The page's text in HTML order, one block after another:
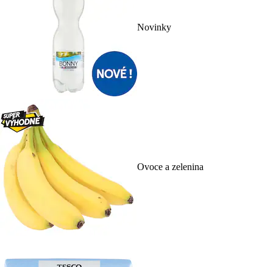
Novinky
Ovoce a zelenina